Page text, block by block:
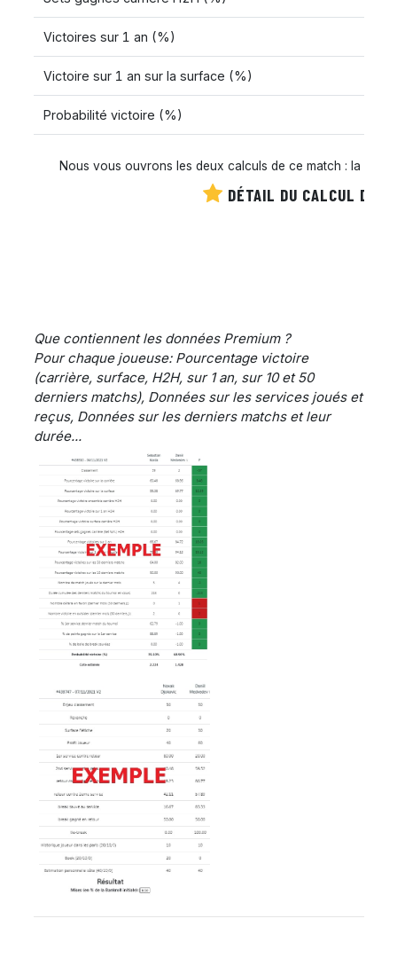
Victoires sur 1 an (%)
Victoire sur 1 an sur la surface (%)
Probabilité victoire (%)
Nous vous ouvrons les deux calculs de ce match : la
DÉTAIL DU CALCUL DE
Que contiennent les données Premium ?
Pour chaque joueuse: Pourcentage victoire
(carrière, surface, H2H, sur 1 an, sur 10 et 50
derniers matchs), Données sur les services joués et
reçus, Données sur les derniers matchs et leur
durée...